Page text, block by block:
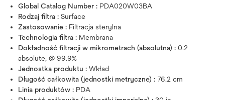
Global Catalog Number : PDA020W03BA
Rodzaj filtra : Surface
Zastosowanie : Filtracja sterylna
Technologia filtra : Membrana
Dokładność filtracji w mikrometrach (absolutna) : 0.2
absolute, @ 99.9%
Jednostka produktu : Wkład
Długość całkowita (jednostki metryczne) : 76.2 cm
Linia produktów : PDA